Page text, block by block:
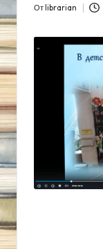
округ
края
От librarian